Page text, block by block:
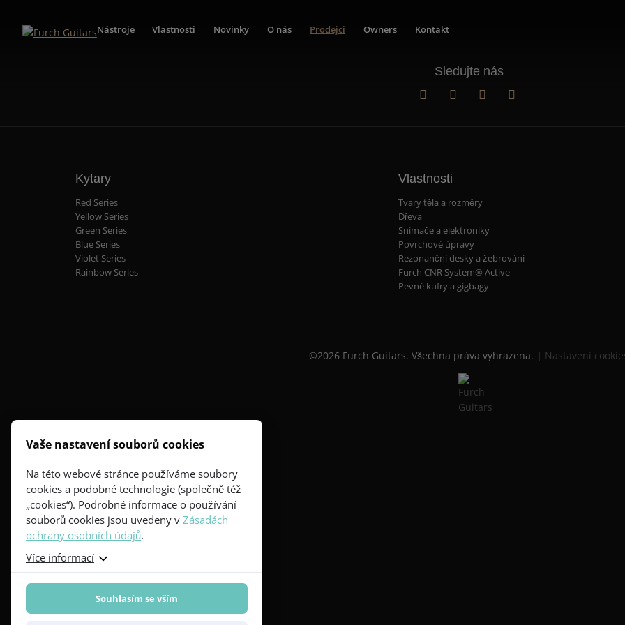
Nástroje Vlastnosti Novinky O nás Prodejci Owners Kontakt
Sledujte nás
Kytary
Red Series
Yellow Series
Green Series
Blue Series
Violet Series
Rainbow Series
Vlastnosti
Tvary těla a rozměry
Dřeva
Snímače a elektroniky
Povrchové úpravy
Rezonanční desky a žebrování
Furch CNR System® Active
Pevné kufry a gigbagy
©2026 Furch Guitars. Všechna práva vyhrazena. | Nastavení
Vaše nastavení souborů cookies
Na této webové stránce používáme soubory
cookies a podobné technologie (společně též
„cookies“). Podrobné informace o používání
souborů cookies jsou uvedeny v Zásadách
ochrany osobních údajů.
Více informací
Souhlasím se vším